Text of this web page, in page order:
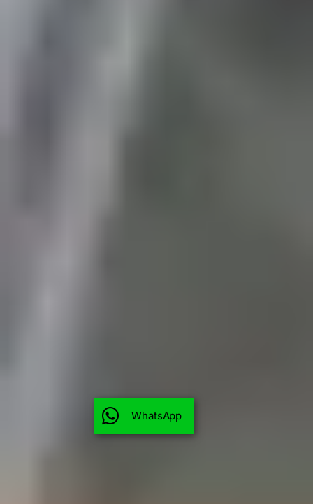
WhatsApp